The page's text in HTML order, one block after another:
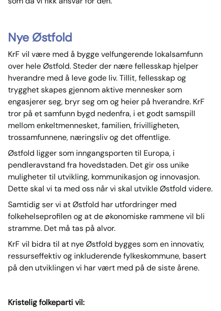
Nye Østfold
KrF vil være med å bygge velfungerende lokalsamfunn
over hele Østfold. Steder der nære fellesskap hjelper
hverandre med å leve gode liv. Tillit, fellesskap og
trygghet skapes gjennom aktive mennesker som
engasjerer seg, bryr seg om og heier på hverandre. KrF
tror på et samfunn bygd nedenfra, i et godt samspill
mellom enkeltmennesket, familien, frivilligheten,
trossamfunnene, næringsliv og det offentlige.
Østfold ligger som inngangsporten til Europa, i
pendleravstand fra hovedstaden. Det gir oss unike
muligheter til utvikling, kommunikasjon og innovasjon.
Dette skal vi ta med oss når vi skal utvikle Østfold videre.
Samtidig ser vi at Østfold har utfordringer med
folkehelseprofilen og at de økonomiske rammene vil bli
stramme. Det må tas på alvor.
KrF vil bidra til at nye Østfold bygges som en innovativ,
ressurseffektiv og inkluderende fylkeskommune, basert
på den utviklingen vi har vært med på de siste årene.
Kristelig folkeparti vil: